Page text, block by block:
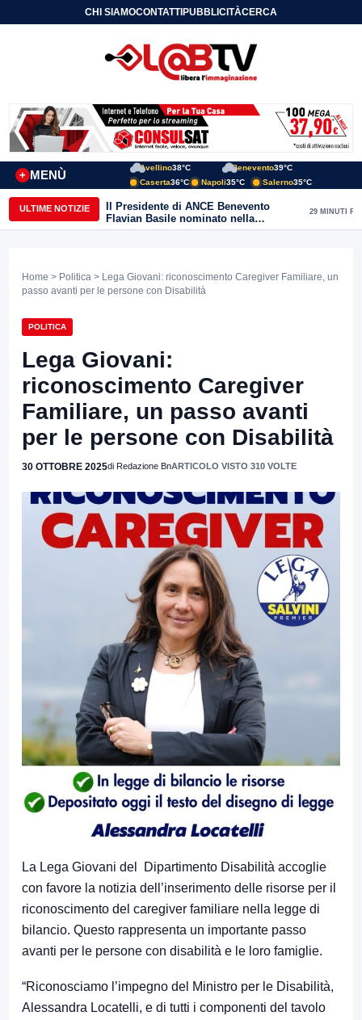
CHI SIAMOCONTATTIPUBBLICITÀCERCA
MENÙ
+
Avellino38°C Benevento39°C
Caserta36°C Napoli35°C Salerno35°C
ULTIME NOTIZIE
Il Presidente di ANCE Benevento
Flavian Basile nominato nella
Commissione Tecnica
29 MINUTI FA
Home > Politica > Lega Giovani: riconoscimento Caregiver Familiare, un
passo avanti per le persone con Disabilità
POLITICA
Lega Giovani:
riconoscimento Caregiver
Familiare, un passo avanti
per le persone con Disabilità
30 OTTOBRE 2025di Redazione BnARTICOLO VISTO 310 VOLTE
La Lega Giovani del Dipartimento Disabilità accoglie
con favore la notizia dell’inserimento delle risorse per il
riconoscimento del caregiver familiare nella legge di
bilancio. Questo rappresenta un importante passo
avanti per le persone con disabilità e le loro famiglie.
“Riconosciamo l’impegno del Ministro per le Disabilità,
Alessandra Locatelli, e di tutti i componenti del tavolo